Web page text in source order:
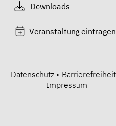
Downloads
Veranstaltung eintragen
Datenschutz • Barrierefreiheit
Impressum